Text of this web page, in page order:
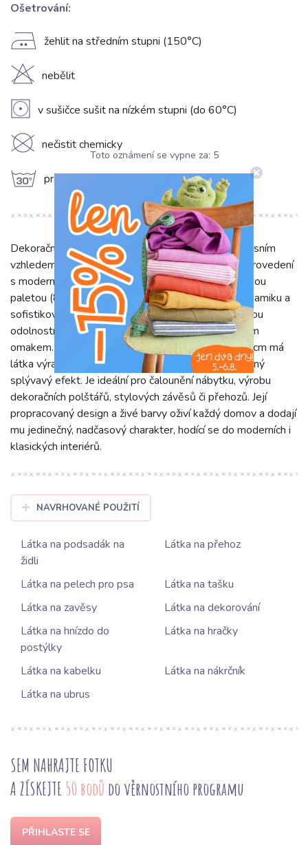
Ošetrování:
E žehlit na středním stupni (150°C)
H nebělit
V v sušičce sušit na nízkém stupni (do 60°C)
K nečistit chemicky
g prát na 30°C
Dekorační látka jacquard Mustang gold zaujme luxusním
vzhledem a vysokou kvalitou. Pevné jacquardové provedení
s moderními geometrickými vzory a bohatou barevnou
paletou (86% PE, 14% CO) přináší do interiéru dynamiku a
sofistikovanou eleganci. Materiál se pyšní výjimečnou
odolností, snadnou údržbou a příjemným, přirozeným
omakem. Díky vysoké gramáži 340 g/m² a šíři 140 cm má
látka výraznou strukturu, je pevná a má nádherný, plný
splývavý efekt. Je ideální pro čalounění nábytku, výrobu
dekoračních polštářů, stylových závěsů či přehozů. Její
propracovaný design a živé barvy oživí každý domov a dodají
mu jedinečný, nadčasový charakter, hodící se do moderních i
klasických interiérů.
NAVRHOVANÉ POUŽITÍ
Látka na podsadák na
židli
Látka na přehoz
Látka na pelech pro psa
Látka na tašku
Látka na zavěsy
Látka na dekorování
Látka na hnízdo do
postýlky
Látka na hračky
Látka na kabelku
Látka na nákrčník
Látka na ubrus
SEM NAHRAJTE FOTKU
A ZÍSKEJTE 50 bodů do věrnostního programu
PŘIHLASTE SE
Toto oznámení se vypne za: 5